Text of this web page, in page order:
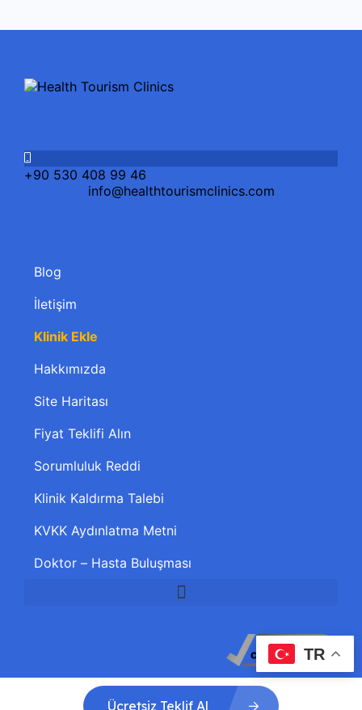
Ücretsiz Teklif Al
+90 530 408 99 46
info@healthtourismclinics.com
Blog
İletişim
Klinik Ekle
Hakkımızda
Site Haritası
Fiyat Teklifi Alın
Sorumluluk Reddi
Klinik Kaldırma Talebi
KVKK Aydınlatma Metni
Doktor – Hasta Buluşması
TR